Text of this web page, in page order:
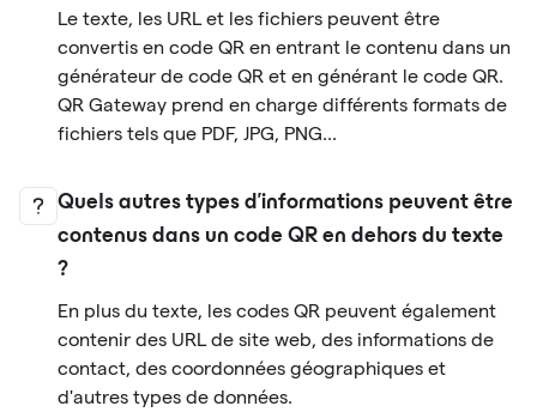
Le texte, les URL et les fichiers peuvent être
convertis en code QR en entrant le contenu dans un
générateur de code QR et en générant le code QR.
QR Gateway prend en charge différents formats de
fichiers tels que PDF, JPG, PNG...
Quels autres types d'informations peuvent être
contenus dans un code QR en dehors du texte
?
En plus du texte, les codes QR peuvent également
contenir des URL de site web, des informations de
contact, des coordonnées géographiques et
d'autres types de données.